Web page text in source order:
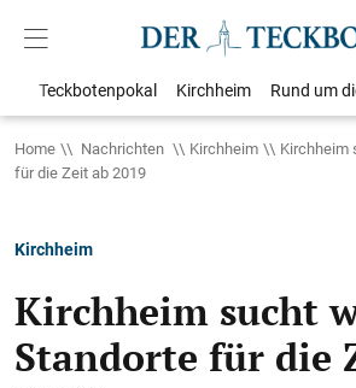
Teckbotenpokal Kirchheim Rund um
Home Nachrichten Kirchheim
Kirchheim
für die Zeit ab 2019
Kirchheim
Kirchheim sucht
Standorte für die